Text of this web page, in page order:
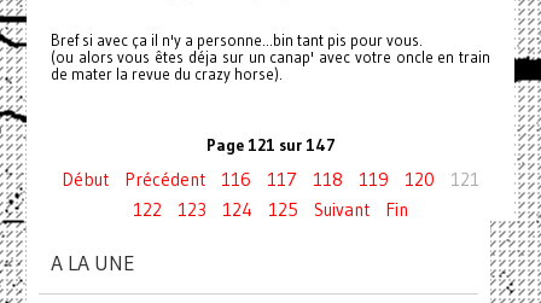
Bref si avec ça il n'y a personne...bin tant pis pour vous.
(ou alors vous êtes déja sur un canap' avec votre oncle en train
de mater la revue du crazy horse).
Page 121 sur 147
Début Précédent 116 117 118 119 120
121
122
123 124 125 Suivant Fin
A LA UNE